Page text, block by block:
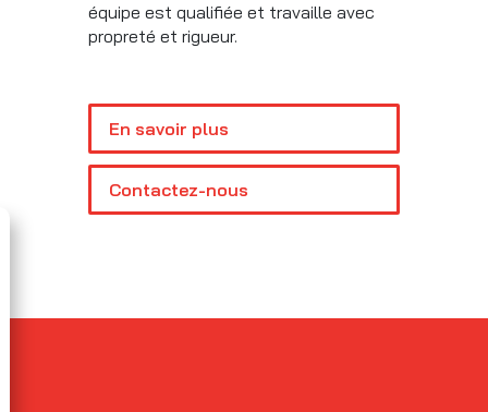
équipe est qualifiée et travaille avec
propreté et rigueur.
En savoir plus
Contactez-nous